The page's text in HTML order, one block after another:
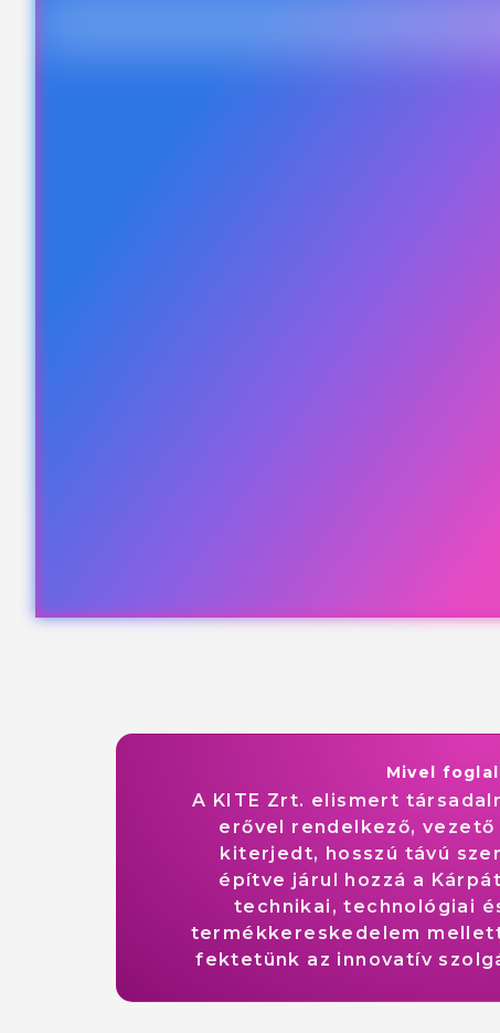
Mivel
A KITE Zrt. elismert
erővel rendelkező,
kiterjedt, hosszú távú
építve járul hozzá a
technikai, technológiai
termékkereskedelem
fektetünk az innovatív